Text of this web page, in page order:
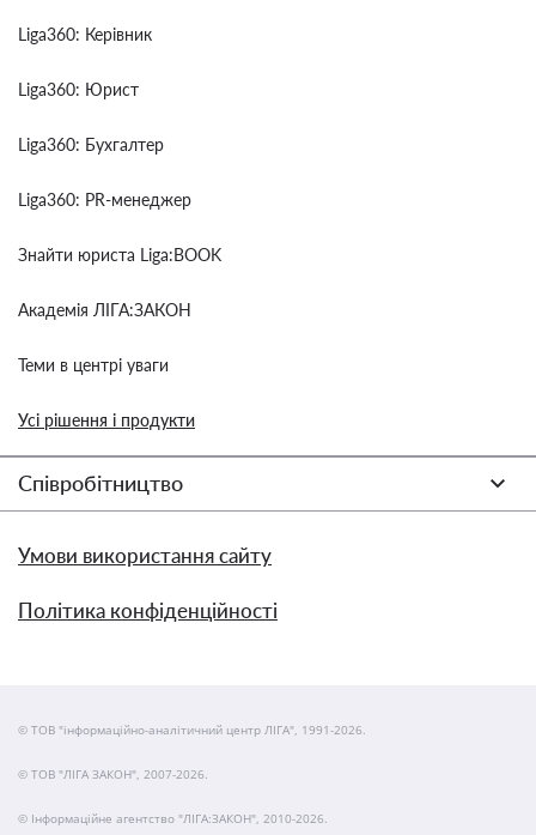
Liga360: Керівник
Liga360: Юрист
Liga360: Бухгалтер
Liga360: PR-менеджер
Знайти юриста Liga:BOOK
Академія ЛІГА:ЗАКОН
Теми в центрі уваги
Усі рішення і продукти
Співробітництво
Умови використання сайту
Політика конфіденційності
© ТОВ "інформаційно-аналітичний центр ЛІГА", 1991-2026.
© ТОВ "ЛІГА ЗАКОН", 2007-2026.
© Інформаційне агентство "ЛІГА:ЗАКОН", 2010-2026.